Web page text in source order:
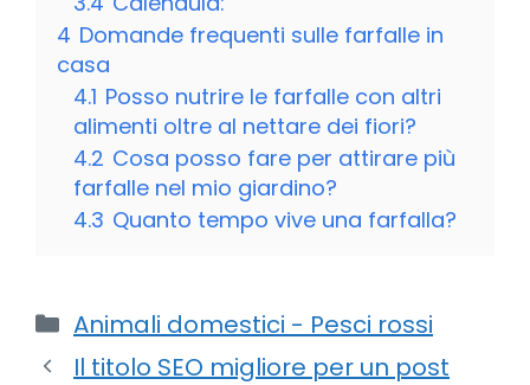
4 Domande frequenti sulle farfalle in
casa
4.1 Posso nutrire le farfalle con altri
alimenti oltre al nettare dei fiori?
4.2 Cosa posso fare per attirare più
farfalle nel mio giardino?
4.3 Quanto tempo vive una farfalla?
Categorie
Animali domestici - Pesci rossi
Il titolo SEO migliore per un post